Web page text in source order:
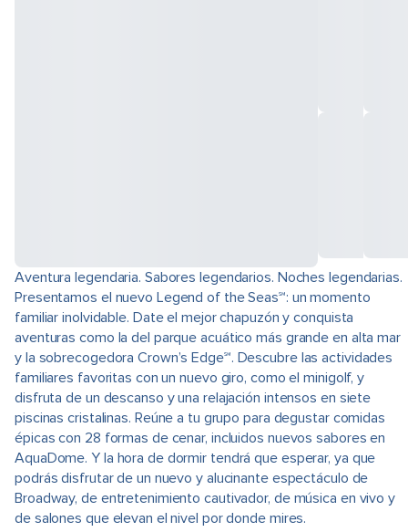
Aventura legendaria. Sabores legendarios. Noches legendarias.
Presentamos el nuevo Legend of the Seas℠: un momento
familiar inolvidable. Date el mejor chapuzón y conquista
aventuras como la del parque acuático más grande en alta mar
y la sobrecogedora Crown’s Edge℠. Descubre las actividades
familiares favoritas con un nuevo giro, como el minigolf, y
disfruta de un descanso y una relajación intensos en siete
piscinas cristalinas. Reúne a tu grupo para degustar comidas
épicas con 28 formas de cenar, incluidos nuevos sabores en
AquaDome. Y la hora de dormir tendrá que esperar, ya que
podrás disfrutar de un nuevo y alucinante espectáculo de
Broadway, de entretenimiento cautivador, de música en vivo y
de salones que elevan el nivel por donde mires.